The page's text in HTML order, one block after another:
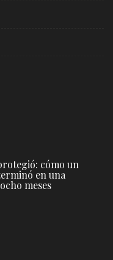
cómo un
en una
meses